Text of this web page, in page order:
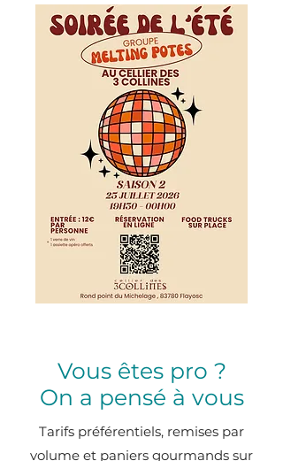
Vous êtes pro ?
On a pensé à vous
Tarifs préférentiels, remises par
volume et paniers gourmands sur